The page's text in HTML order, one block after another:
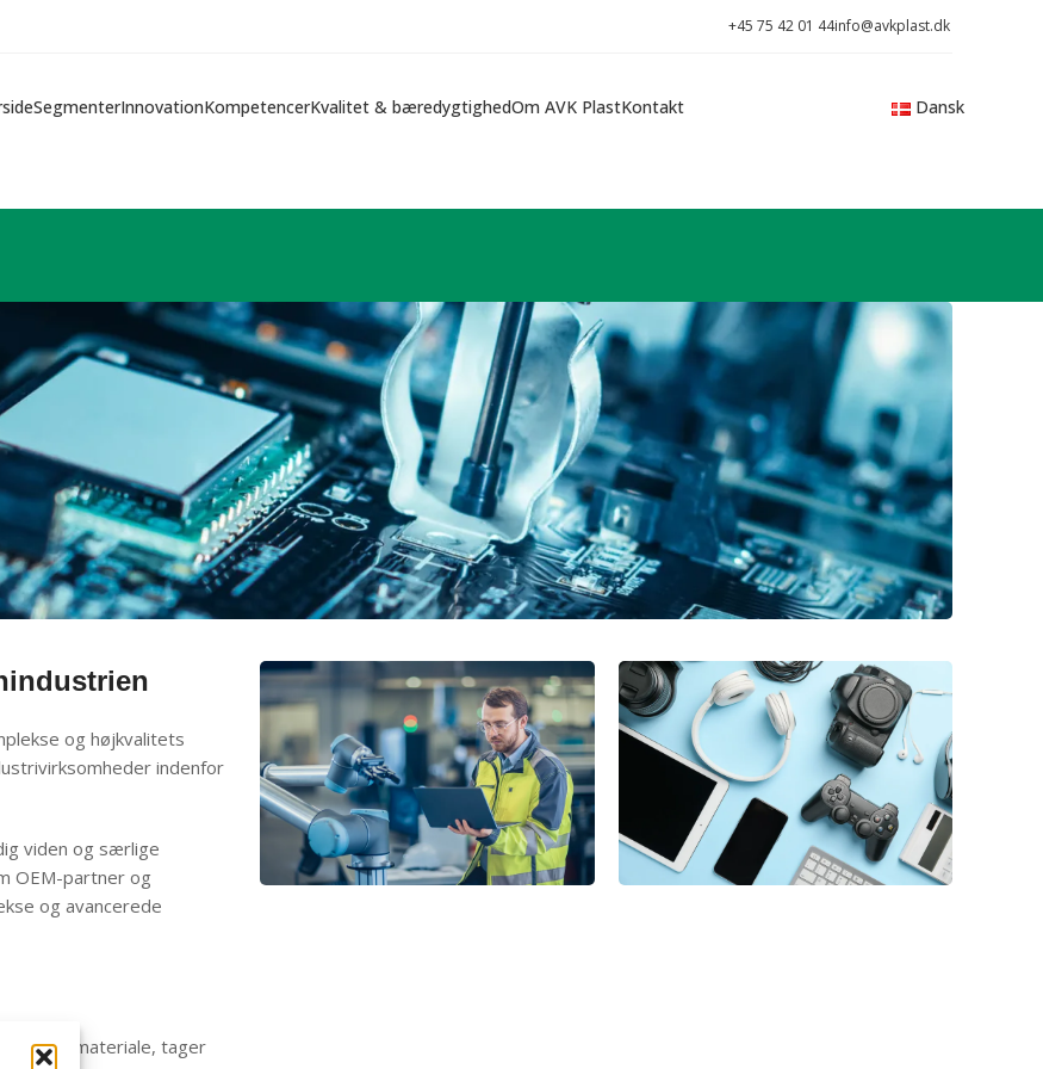
+45 75 42 01 44info@avkplast.dk
SegmenterInnovationKompetencerKvalitet & bæredygtighedOm AVK PlastKontakt Dansk
og højkvalitets
indenfor
viden og særlige
OEM-partner og
og avancerede
plastmateriale, tager